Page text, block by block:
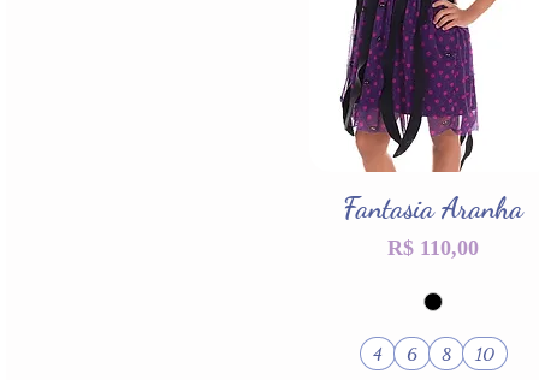
Visualização rápida
Fantasia Aranha
Preço
R$ 110,00
4 6 8 10